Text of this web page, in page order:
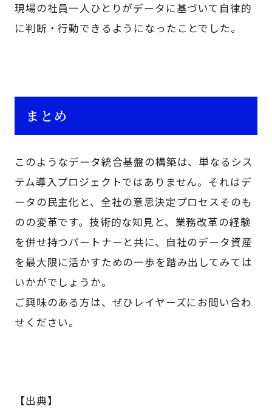
現場の社員一人ひとりがデータに基づいて自律的
に判断・行動できるようになったことでした。
まとめ
このようなデータ統合基盤の構築は、単なるシス
テム導入プロジェクトではありません。それはデ
ータの民主化と、全社の意思決定プロセスそのも
のの変革です。技術的な知見と、業務改革の経験
を併せ持つパートナーと共に、自社のデータ資産
を最大限に活かすための一歩を踏み出してみては
いかがでしょうか。
ご興味のある方は、ぜひレイヤーズにお問い合わ
せください。
【出典】